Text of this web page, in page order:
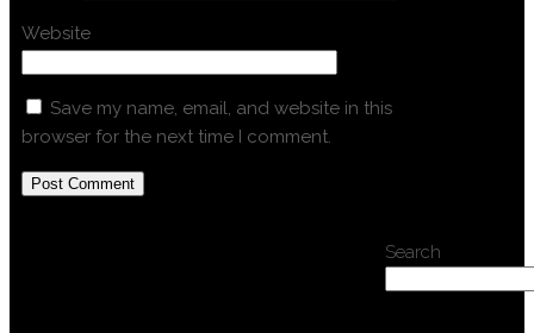
Website
Save my name, email, and website in this
browser for the next time I comment.
Search